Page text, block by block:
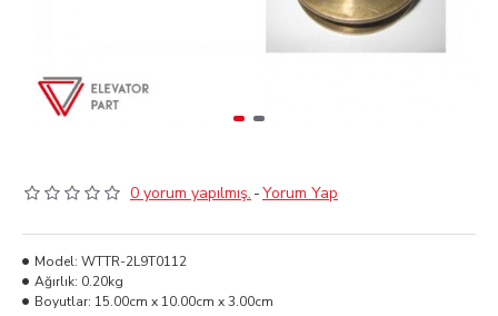
0 yorum yapılmış. -Yorum Yap
Model: WTTR-2L9T0112
Ağırlık: 0.20kg
Boyutlar: 15.00cm x 10.00cm x 3.00cm